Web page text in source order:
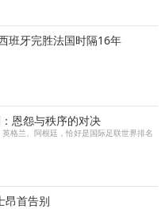
班牙完胜法国时隔16年
恩怨与秩序的对决
格兰、阿根廷，恰好是国际足联世界排名
昂首告别